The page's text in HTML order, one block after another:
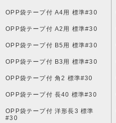
OPP袋テープ付 A4用 標準#30
OPP袋テープ付 A2用 標準#30
OPP袋テープ付 B5用 標準#30
OPP袋テープ付 B3用 標準#30
OPP袋テープ付 角2 標準#30
OPP袋テープ付 長40 標準#30
OPP袋テープ付 洋形長3 標準
#30